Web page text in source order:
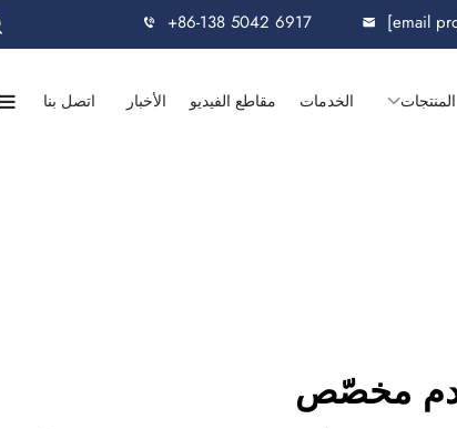
+86-138 5042 6917 [email
المنتجات الخدمات مقاطع الفيديو الأخبار اتصل بنا
مخصّص